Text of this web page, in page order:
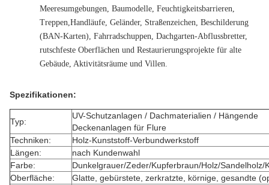
Meeresumgebungen, Baumodelle, Feuchtigkeitsbarrieren,
Treppen,Handläufe, Geländer, Straßenzeichen, Beschilderung
(BAN-Karten), Fahrradschuppen, Dachgarten-Abflussbretter,
rutschfeste Oberflächen und Restaurierungsprojekte für alte
Gebäude, Aktivitätsräume und Villen.
Spezifikationen:
Typ:
UV-Schutzanlagen / Dachmaterialien / Hängende
Deckenanlagen für Flure
Techniken:
Holz-Kunststoff-Verbundwerkstoff
Längen:
nach Kundenwahl
Farbe:
Dunkelgrauer/Zeder/Kupferbraun/Holz/Sandelholz/
Oberfläche:
Glatte, gebürstete, zerkratzte, körnige, gesandte